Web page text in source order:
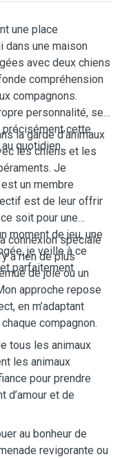
une place
dans une maison
avec deux chiens
compréhension
compagnons.
personnalité, ses
cette
quotidien.
la garde d’animaux
les chiens et les
Je
un membre
est de leur offrir
soit pour une
moment de jeu, une
je veille à ce
parfaitement
connexion spéciale
a rien de plus
de joie ou un
approche repose
en m’adaptant
compagnon.
tous les animaux
les animaux
pour prendre
d’amour et de
au bonheur de
revigorante ou